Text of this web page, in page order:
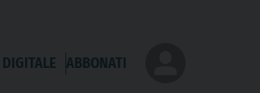
ABBONATI